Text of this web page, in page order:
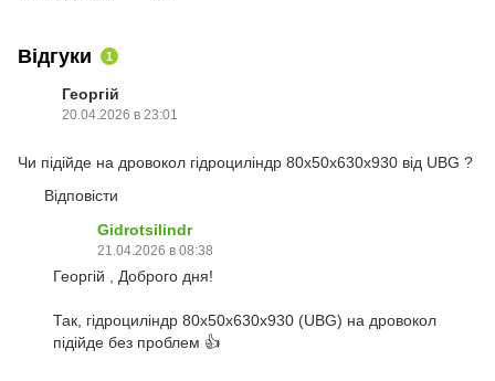
Відгуки 1
Георгій
20.04.2026 в 23:01
Чи підійде на дровокол гідроциліндр 80х50х630х930 від UBG ?
Відповісти
Gidrotsilindr
21.04.2026 в 08:38
Георгій , Доброго дня!
Так, гідроциліндр 80х50х630х930 (UBG) на дровокол
підійде без проблем 👍